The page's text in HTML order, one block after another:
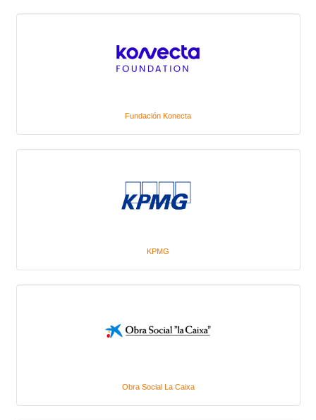
Fundación Konecta
KPMG
Obra Social La Caixa